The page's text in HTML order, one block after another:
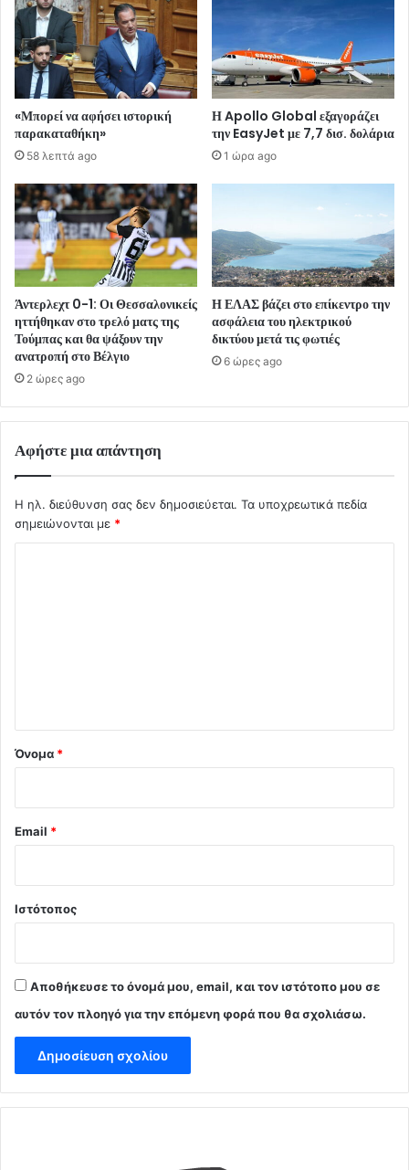
«Μπορεί να αφήσει ιστορική
παρακαταθήκη»
58 λεπτά ago
Η Apollo Global εξαγοράζει
την EasyJet με 7,7 δισ. δολάρια
1 ώρα ago
Άντερλεχτ 0-1: Οι Θεσσαλονικείς
ηττήθηκαν στο τρελό ματς της
Τούμπας και θα ψάξουν την
ανατροπή στο Βέλγιο
2 ώρες ago
Η ΕΛΑΣ βάζει στο επίκεντρο την
ασφάλεια του ηλεκτρικού
δικτύου μετά τις φωτιές
6 ώρες ago
Αφήστε μια απάντηση
Η ηλ. διεύθυνση σας δεν δημοσιεύεται. Τα υποχρεωτικά πεδία
σημειώνονται με *
Όνομα *
Email *
Ιστότοπος
Αποθήκευσε το όνομά μου, email, και τον ιστότοπο μου σε
αυτόν τον πλοηγό για την επόμενη φορά που θα σχολιάσω.